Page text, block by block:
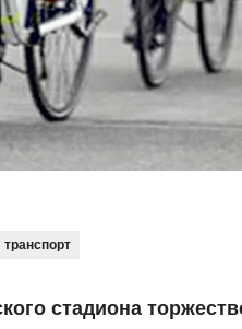
транспорт
стадиона